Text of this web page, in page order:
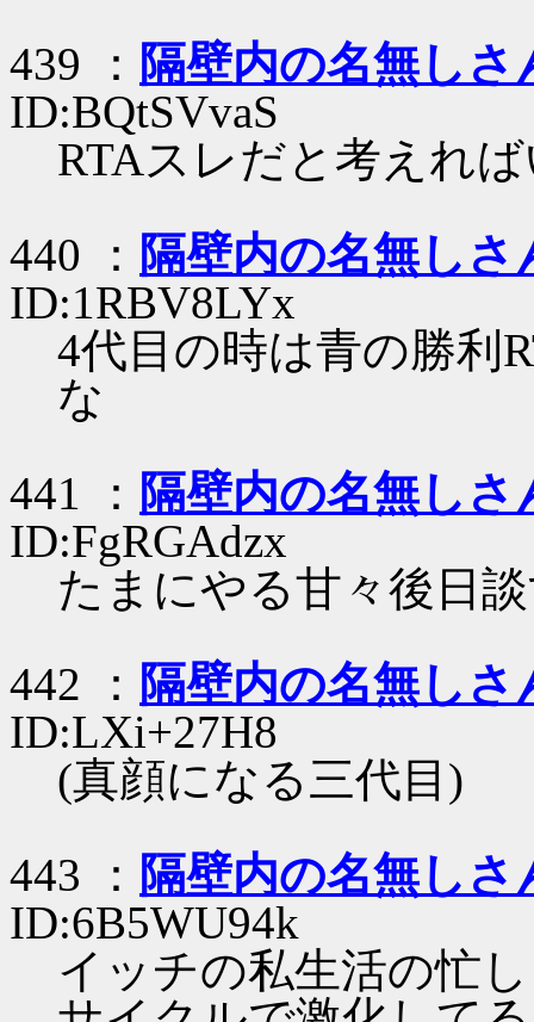
439 ： 隔壁内の名無しさ
ID:BQtSVvaS
RTAスレだと考えれ
440 ： 隔壁内の名無しさ
ID:1RBV8LYx
4代目の時は青の勝利
な
441 ： 隔壁内の名無しさ
ID:FgRGAdzx
たまにやる甘々後日
442 ： 隔壁内の名無しさ
ID:LXi+27H8
(真顔になる三代目)
443 ： 隔壁内の名無しさ
ID:6B5WU94k
イッチの私生活の忙